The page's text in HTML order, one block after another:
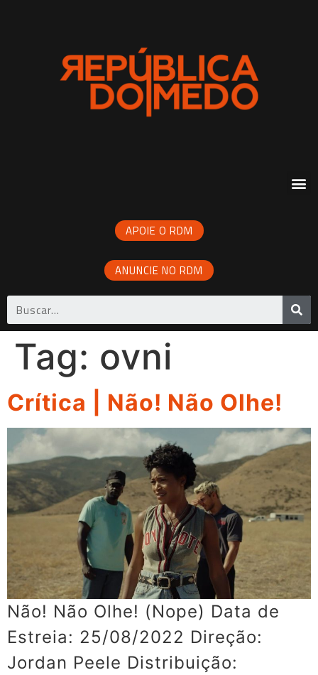
APOIE O RDM
ANUNCIE NO RDM
Tag: ovni
Crítica | Não! Não Olhe!
Não! Não Olhe! (Nope) Data de
Estreia: 25/08/2022 Direção:
Jordan Peele Distribuição: